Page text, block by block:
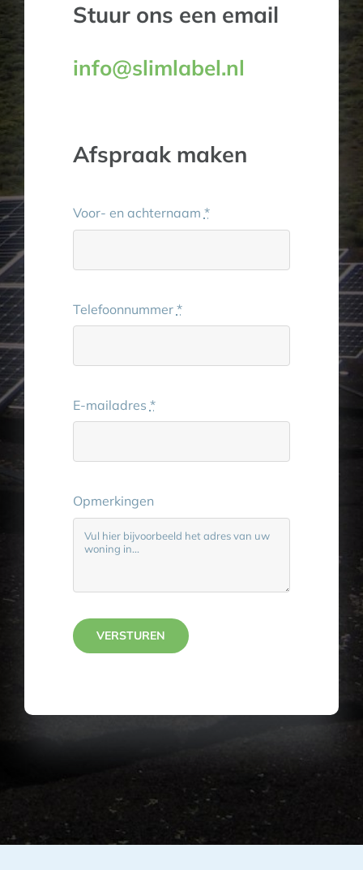
Stuur ons een email
info@slimlabel.nl
Afspraak maken
Voor- en achternaam *
Telefoonnummer *
E-mailadres *
Opmerkingen
VERSTUREN